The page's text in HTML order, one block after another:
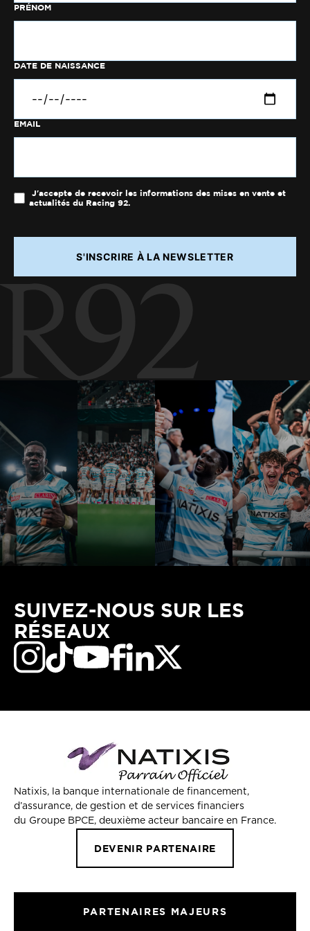
PRÉNOM
DATE DE NAISSANCE
EMAIL
J'accepte de recevoir les informations des mises en vente et
actualités du Racing 92.
S'INSCRIRE À LA NEWSLETTER
SUIVEZ-NOUS SUR LES
RÉSEAUX
Natixis, la banque internationale de financement,
d’assurance, de gestion et de services financiers
du Groupe BPCE, deuxième acteur bancaire en France.
DEVENIR PARTENAIRE
PARTENAIRES MAJEURS